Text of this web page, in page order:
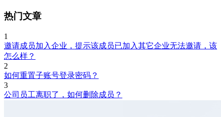
热门文章
1
邀请成员加入企业，提示该成员已加入其它企业无法邀请，该
怎么样？
2
如何重置子账号登录密码？
3
公司员工离职了，如何删除成员？